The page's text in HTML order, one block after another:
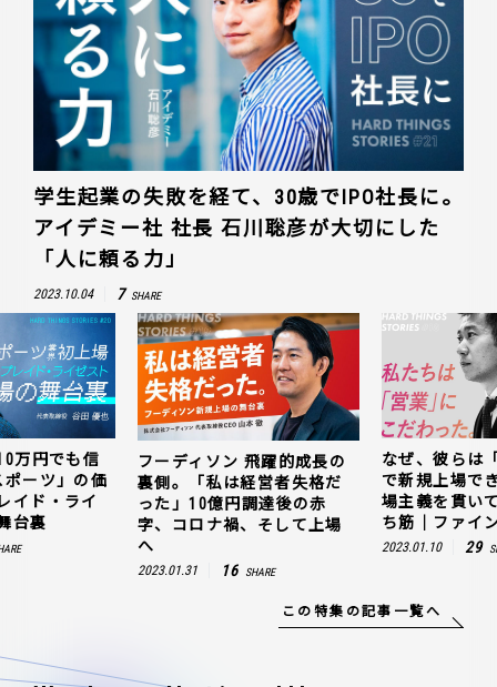
学生起業の失敗を経て、30歳でIPO社長に。
アイデミー社 社長 石川聡彦が大切にした
「人に頼る力」
2023.10.04 7 SHARE
万円でも信
ーツ」の価
イド・ライ
台裏
フーディソン 飛躍的成長の
裏側。「私は経営者失格だ
った」10億円調達後の赤
字、コロナ禍、そして上場
へ
2023.01.31 16 SHARE
なぜ、彼らは
で新規上場で
場主義を貫い
ち筋｜ファイ
2023.01.10 29
この特集の記事一覧へ